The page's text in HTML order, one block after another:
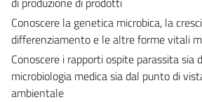
Conoscere la genetica microbica, la
differenziamento e le altre forme vitali
Conoscere i rapporti ospite parassita
microbiologia medica sia dal punto di
ambientale